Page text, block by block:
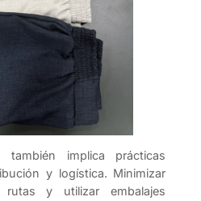
también implica prácticas
y logística. Minimizar
rutas y utilizar embalajes